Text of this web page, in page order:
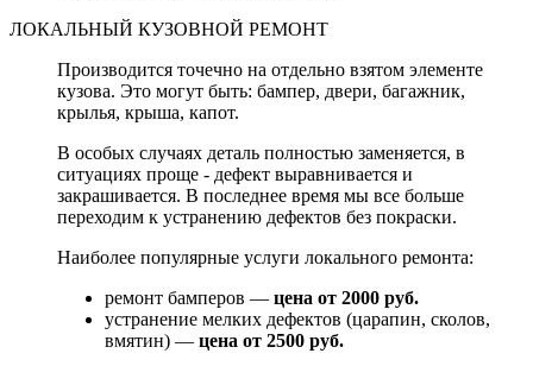
ЛОКАЛЬНЫЙ КУЗОВНОЙ РЕМОНТ
Производится точечно на отдельно взятом элементе
кузова. Это могут быть: бампер, двери, багажник,
крылья, крыша, капот.
В особых случаях деталь полностью заменяется, в
ситуациях проще - дефект выравнивается и
закрашивается. В последнее время мы все больше
переходим к устранению дефектов без покраски.
Наиболее популярные услуги локального ремонта:
ремонт бамперов — цена от 2000 руб.
устранение мелких дефектов (царапин, сколов,
вмятин) — цена от 2500 руб.